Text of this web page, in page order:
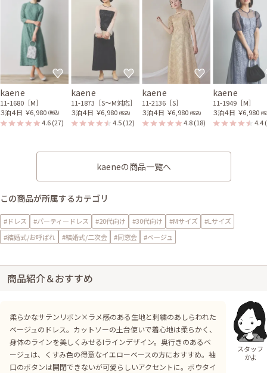
kaene
11-1680［M］
３泊４日 ￥6,980 (税込)
4.6(27)
kaene
11-1873［S〜M対応］
３泊４日 ￥6,980 (税込)
4.5(12)
kaene
11-2136［S］
３泊４日 ￥6,980 (税込)
4.8(18)
kaene
11-1949［M］
３泊４日 ￥6,980 (
4.4
kaeneの商品一覧へ
この商品が所属するカテゴリ
#ドレス #パーティードレス #20代向け #30代向け #Mサイズ
#Lサイズ
#結婚式/お呼ばれ
#結婚式/二次会 #同窓会 #ベージュ
商品紹介＆おすすめ
柔らかなサテンリボン×ラメ感のある生地と刺繍のあしらわれた
ベージュのドレス。カットソーの土台使いで着心地は柔らかく、
身体のラインを美しくみせるIラインデザイン。奥行きのあるベ
ージュは、くすみ色の得意なイエローベースの方におすすめ。袖
口のボタンは開閉できないが可愛らしいアクセントに。ボウタイ
スタッフ
かよ